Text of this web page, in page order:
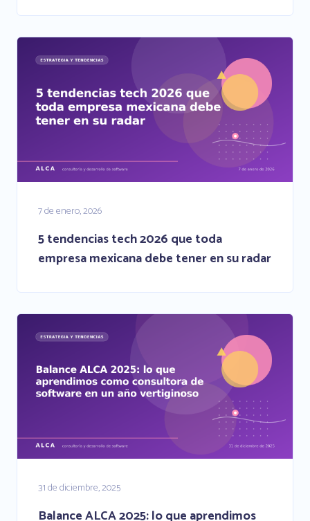
7 de enero, 2026
5 tendencias tech 2026 que toda
empresa mexicana debe tener en su radar
31 de diciembre, 2025
Balance ALCA 2025: lo que aprendimos